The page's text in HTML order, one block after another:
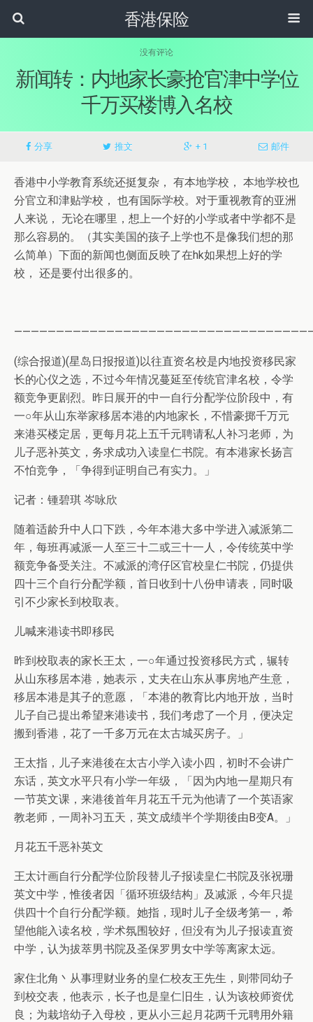
香港保险
没有评论
新闻转：内地家长豪抢官津中学位
千万买楼博入名校
分享 推文 + 1 邮件
香港中小学教育系统还挺复杂， 有本地学校， 本地学校也
分官立和津贴学校， 也有国际学校。对于重视教育的亚洲
人来说， 无论在哪里，想上一个好的小学或者中学都不是
那么容易的。（其实美国的孩子上学也不是像我们想的那
么简单）下面的新闻也侧面反映了在hk如果想上好的学
校， 还是要付出很多的。
(综合报道)(星岛日报报道)以往直资名校是内地投资移民家
长的心仪之选，不过今年情况蔓延至传统官津名校，令学
额竞争更剧烈。昨日展开的中一自行分配学位阶段中，有
一○年从山东举家移居本港的内地家长，不惜豪掷千万元
来港买楼定居，更每月花上五千元聘请私人补习老师，为
儿子恶补英文，务求成功入读皇仁书院。有本港家长扬言
不怕竞争，「争得到证明自己有实力。」
记者：锺碧琪 岑咏欣
随着适龄升中人口下跌，今年本港大多中学进入减派第二
年，每班再减派一人至三十二或三十一人，令传统英中学
额竞争备受关注。不减派的湾仔区官校皇仁书院，仍提供
四十三个自行分配学额，首日收到十八份申请表，同时吸
引不少家长到校取表。
儿喊来港读书即移民
昨到校取表的家长王太，一○年通过投资移民方式，辗转
从山东移居本港，她表示，丈夫在山东从事房地产生意，
移居本港是其子的意愿，「本港的教育比内地开放，当时
儿子自己提出希望来港读书，我们考虑了一个月，便决定
搬到香港，花了一千多万元在太古城买房子。」
王太指，儿子来港後在太古小学入读小四，初时不会讲广
东话，英文水平只有小学一年级，「因为内地一星期只有
一节英文课，来港後首年月花五千元为他请了一个英语家
教老师，一周补习五天，英文成绩半个学期後由B变A。」
月花五千恶补英文
王太计画自行分配学位阶段替儿子报读皇仁书院及张祝珊
英文中学，惟後者因「循环班级结构」及减派，今年只提
供四十个自行分配学额。她指，现时儿子全级考第一，希
望他能入读名校，学术氛围较好，但没有为儿子报读直资
中学，认为拔萃男书院及圣保罗男女中学等离家太远。
家住北角丶从事理财业务的皇仁校友王先生，则带同幼子
到校交表，他表示，长子也是皇仁旧生，认为该校师资优
良；为栽培幼子入母校，更从小三起月花两千元聘用外籍